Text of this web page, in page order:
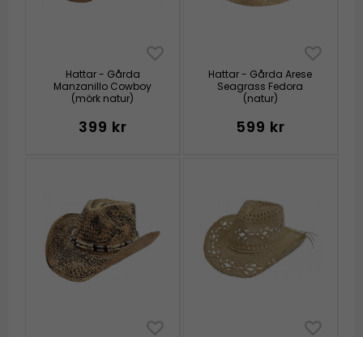
Hattar - Gårda
Manzanillo Cowboy
(mörk natur)
399 kr
Hattar - Gårda Arese
Seagrass Fedora
(natur)
599 kr